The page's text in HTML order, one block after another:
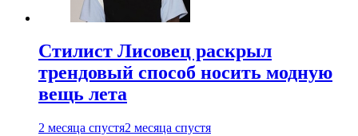
Стилист Лисовец раскрыл
трендовый способ носить модную
вещь лета
2 месяца спустя2 месяца спустя